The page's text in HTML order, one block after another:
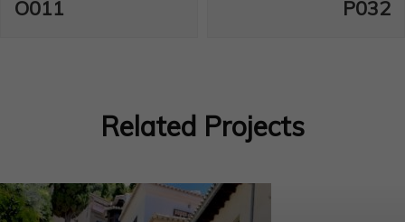
deO011 P032
Related Projects